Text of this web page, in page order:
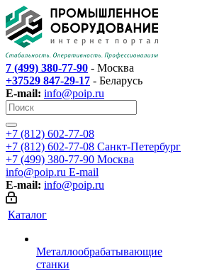
7 (499) 380-77-90 - Москва
+37529 847-29-17 - Беларусь
E-mail: info@poip.ru
+7 (812) 602-77-08
+7 (812) 602-77-08 Санкт-Петербург
+7 (499) 380-77-90 Москва
info@poip.ru E-mail
E-mail: info@poip.ru
Каталог
Металлообрабатывающие
станки